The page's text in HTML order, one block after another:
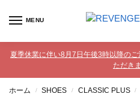
MENU
夏季休業に伴い8月7日午後3時以降の
ただき
ホーム / SHOES / CLASSIC PLUS /